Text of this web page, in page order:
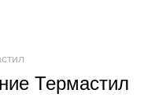
Термастил